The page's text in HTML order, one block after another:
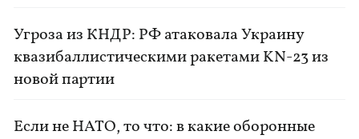
Угроза из КНДР: РФ атаковала Украину
квазибаллистическими ракетами KN-23 из
новой партии
Если не НАТО, то что: в какие оборонные